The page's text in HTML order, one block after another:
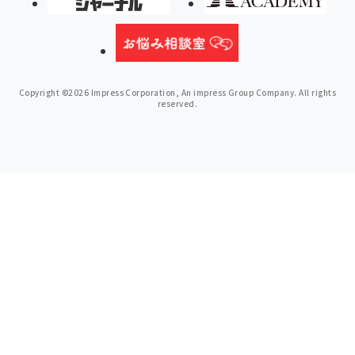
Copyright ©2026 Impress Corporation, An impress Group Company. All rights
reserved.